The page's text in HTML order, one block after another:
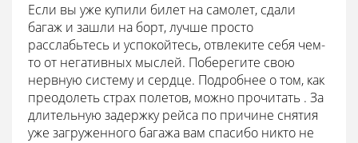
Если вы уже купили билет на самолет, сдали
багаж и зашли на борт, лучше просто
расслабьтесь и успокойтесь, отвлеките себя чем-
то от негативных мыслей. Поберегите свою
нервную систему и сердце. Подробнее о том, как
преодолеть страх полетов, можно прочитать . За
длительную задержку рейса по причине снятия
уже загруженного багажа вам спасибо никто не